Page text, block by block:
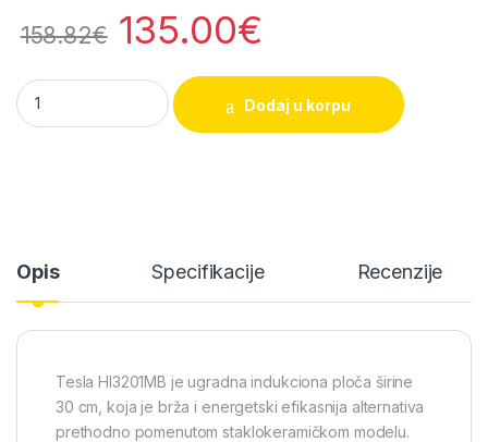
158.82€ 135.00€
Tesla HI3201MB indukcijska ugradna ploča quantity
Dodaj u korpu
Opis Specifikacije Recenzije
Tesla HI3201MB je ugradna indukciona ploča širine
30 cm, koja je brža i energetski efikasnija alternativa
prethodno pomenutom staklokeramičkom modelu.